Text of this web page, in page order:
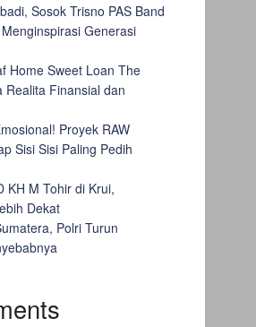
Sosok Trisno PAS Band
Generasi
Home Sweet Loan The
Realita Finansial dan
Proyek RAW
Sisi Sisi Paling Pedih
KH M Tohir di Krui,
Dekat
Polri Turun